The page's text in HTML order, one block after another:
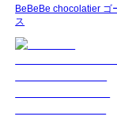
BeBeBe chocolatier ゴ
ス